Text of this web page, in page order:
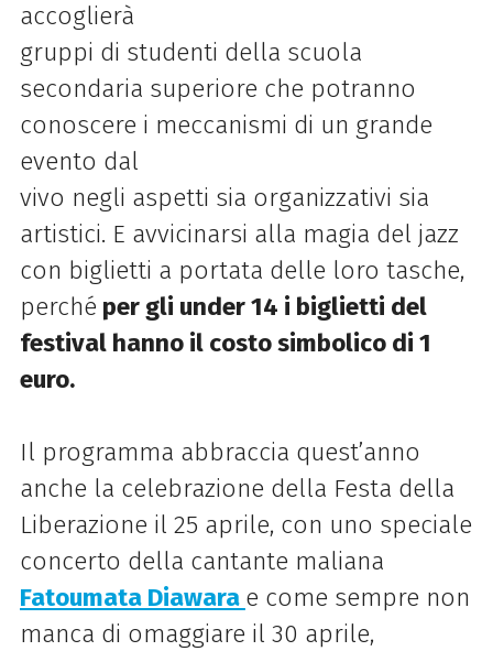
accoglierà
gruppi di studenti della scuola
secondaria superiore che potranno
conoscere i meccanismi di un grande
evento dal
vivo negli aspetti sia organizzativi sia
artistici. E avvicinarsi alla magia del jazz
con biglietti a portata delle loro tasche,
perché per gli under 14 i biglietti del
festival hanno il costo simbolico di 1
euro.
Il programma abbraccia quest’anno
anche la celebrazione della Festa della
Liberazione il 25 aprile, con uno speciale
concerto della cantante maliana
Fatoumata Diawara e come sempre non
manca di omaggiare il 30 aprile,